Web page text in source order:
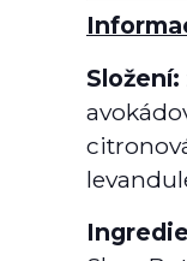
Složení: